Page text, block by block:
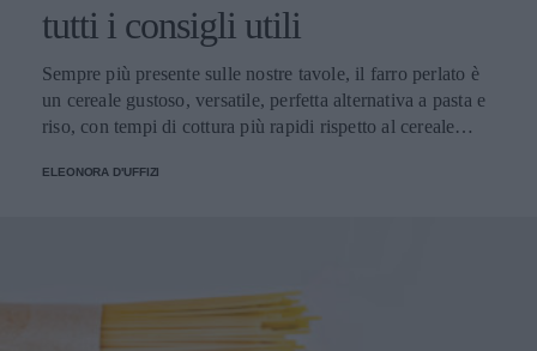
tutti i consigli utili
Sempre più presente sulle nostre tavole, il farro perlato è
un cereale gustoso, versatile, perfetta alternativa a pasta e
riso, con tempi di cottura più rapidi rispetto al cereale
consigli su come si cucina, con le ricette più sfiziose per
minerali. Con questa pellicola, il cereale è molto nutriente,
ma deve anche subire una cottura particolarmente lunga.
ELEONORA D'UFFIZI